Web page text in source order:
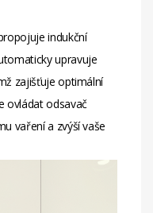
indukční
upravuje
zajišťuje optimální
ovládat odsavač
vaření a zvýší vaše